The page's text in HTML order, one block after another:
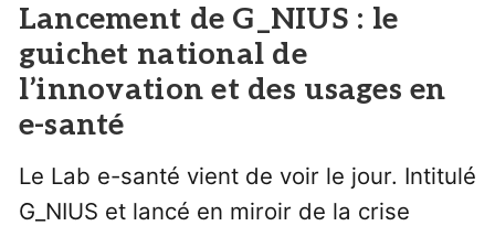
Lancement de G_NIUS : le
guichet national de
l’innovation et des usages en
e-santé
Le Lab e-santé vient de voir le jour. Intitulé
G_NIUS et lancé en miroir de la crise